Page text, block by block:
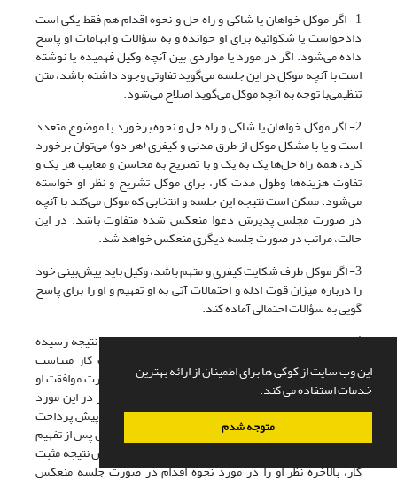
این وب سایت از کوکی ها برای اطمینان از ارائه بهترین
خدمات استفاده می کند.
متوجه شدم
1- اگر موکل خواهان یا شاکی و راه حل و نحوه اقدام هم فقط یکی است
دادخواست یا شکوائیه برای او خوانده و به سؤالات و ابهامات او پاسخ
داده می‌شود. اگر در مورد یا مواردی بین آنچه وکیل فهمیده یا نوشته
است با آنچه موکل در این جلسه می‌گوید تفاوتی وجود داشته باشد، متن
تنظیمی‌‌با توجه به آنچه موکل می‌گوید اصلاح می‌شود.
2- اگر موکل خواهان یا شاکی و راه حل و نحوه برخورد با موضوع متعدد
است و یا با مشکل موکل از طرق مدنی و کیفری (هر دو) می‌توان برخورد
کرد، همه راه حل‌ها یک به یک و با تصریح به محاسن و معایب هر یک و
تفاوت هزینه‌ها وطول مدت کار، برای موکل تشریح و نظر او خواسته
می‌شود. ممکن است نتیجه این جلسه و انتخابی که موکل می‌کند با آنچه
در صورت مجلس پذیرش دعوا منعکس شده متفاوت باشد. در این
حالت، مراتب در صورت جلسه دیگری منعکس خواهد شد.
3- اگر موکل طرف شکایت کیفری و متهم باشد، وکیل باید پیش‌بینی خود
را درباره میزان قوت ادله و احتمالات آتی به او تفهیم و او را برای پاسخ
گویی به سؤالات احتمالی آماده کند.
4- ممکن است پس از بررسی‌های انجام شده وکیل به این نتیجه رسیده
باشد که حق الوکاله تعیینی با حجم وگرفتاری و عواقب کار متناسب
نیست. در این حالت باید موضوع با موکل مطرح و در صورت موافقت او
قراداد جدید یا متمم قراداد حق الوکاله نوشته شود. اگر در این مورد
توافقی حاصل نشود، وکیل باید استعفا و اسناد و مدارک و پیش پرداخت
دریافتی از موکل را مسترد کند. (کشاورز، 1392، 111) وکیل پس از تفهیم
راه کارهای گوناگون به موکل و تصریح به عدم امکان تضمین نتیجه مثبت
کار، بالاخره نظر او را در مورد نحوه اقدام در صورت جلسه منعکس